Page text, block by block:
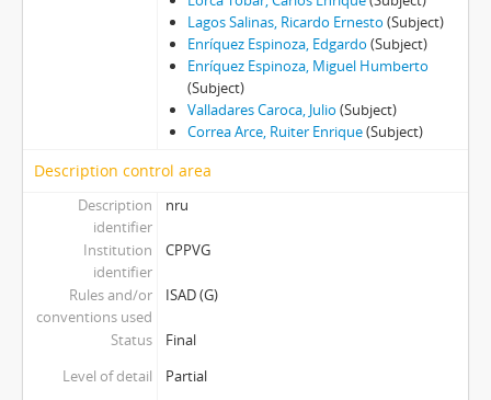
Lagos Salinas, Ricardo Ernesto (Subject)
Enríquez Espinoza, Edgardo (Subject)
Enríquez Espinoza, Miguel Humberto
(Subject)
Valladares Caroca, Julio (Subject)
Correa Arce, Ruiter Enrique(Subject)
Description control area
Description
identifier
nru
Institution
identifier
CPPVG
Rules and/or
conventions used
ISAD (G)
Status
Final
Level of detail
Partial